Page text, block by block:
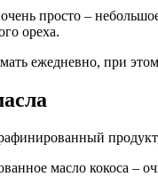
просто –
ореха.
ежедневно, при
масло кокоса –